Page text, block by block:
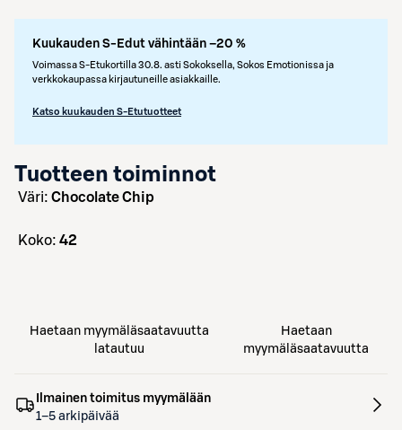
Kuukauden S-Edut vähintään –20 %
Voimassa S-Etukortilla 30.8. asti Sokoksella, Sokos Emotionissa ja
verkkokaupassa kirjautuneille asiakkaille.
Katso kuukauden S-Etutuotteet
Tuotteen toiminnot
väri: Chocolate Chip
koko: 42
Haetaan myymäläsaatavuutta
latautuu
Haetaan
myymäläsaatavuutta
Ilmainen toimitus myymälään
1–5 arkipäivää